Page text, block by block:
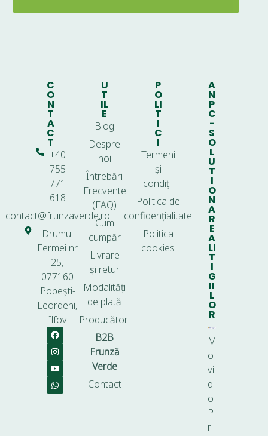
C
O
N
T
A
C
T
+40
755
771
618
contact@frunzaverde.ro
Drumul
Fermei nr.
25,
077160
Popești-
Leordeni,
Ilfov
U
T
IL
E
Blog
Despre
noi
Întrebări
Frecvente
(FAQ)
Cum
cumpăr
Livrare
și retur
Modalități
de plată
Producători
B2B
Frunză
Verde
Contact
P
O
LI
T
I
C
I
Termeni
și
condiții
Politica de
confidențialitate
Politica
cookies
A
N
P
C
-
S
O
L
U
T
I
O
N
A
R
E
A
LI
T
I
G
II
L
O
R
M
o
vi
d
o
P
r